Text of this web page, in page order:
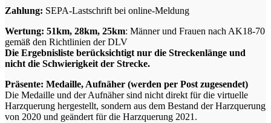
Zahlung: SEPA-Lastschrift bei online-Meldung
Wertung: 51km, 28km, 25km: Männer und Frauen nach AK18-70
gemäß den Richtlinien der DLV
Die Ergebnisliste berücksichtigt nur die Streckenlänge und
nicht die Schwierigkeit der Strecke.
Präsente: Medaille, Aufnäher (werden per Post zugesendet)
Die Medaille und der Aufnäher sind nicht direkt für die virtuelle
Harzquerung hergestellt, sondern aus dem Bestand der Harzquerung
von 2020 und geändert für die Harzquerung 2021.